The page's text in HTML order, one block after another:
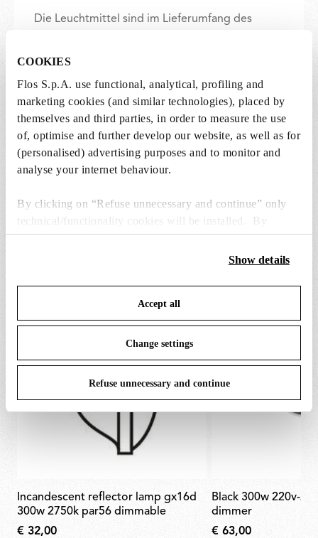
COOKIES
Flos S.p.A. use functional, analytical, profiling and
marketing cookies (and similar technologies), placed by
themselves and third parties, in order to measure the use
of, optimise and further develop our website, as well as for
(personalised) advertising purposes and to monitor and
analyse your internet behaviour.
By clicking on “Refuse unnecessary and continue” only
technical/functionality cookies will be installed. By
clicking on “Accept all” you consent to the use of all the
cookies. By clicking on “Change settings” you can accept
save your choices. You can modify your options anytime.
To know more refer to ourCookie Policy
Show details
Accept all
Change settings
Refuse unnecessary and continue
Die Leuchtmittel sind im Lieferumfang des
1 x Incandescent Reflector Lamp GX16d 300W
2750K PAR56 Dimmable - RF17899
Free
Included
300w 2750k par56 dimmable
€ 32,00
black 300w 220v-240v rondò
dimmer
€ 63,00